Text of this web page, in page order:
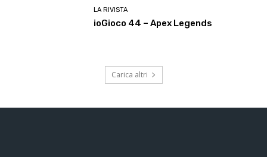
LA RIVISTA
ioGioco 44 – Apex Legends
Carica altri